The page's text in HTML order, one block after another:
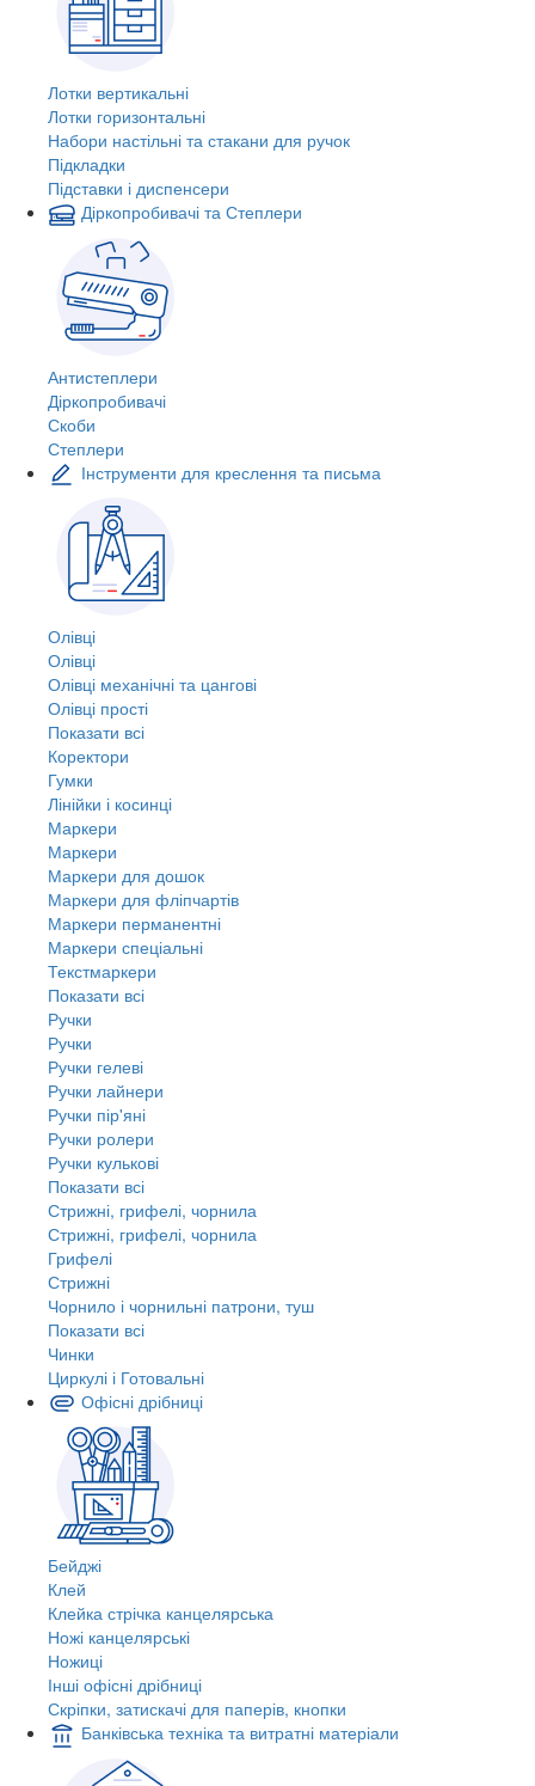
Лотки вертикальні
Лотки горизонтальні
Набори настільні та стакани для ручок
Підкладки
Підставки і диспенсери
Діркопробивачі та Степлери
Антистеплери
Діркопробивачі
Скоби
Степлери
Інструменти для креслення та письма
Олівці
Олівці
Олівці механічні та цангові
Олівці прості
Показати всі
Коректори
Гумки
Лінійки і косинці
Маркери
Маркери
Маркери для дошок
Маркери для фліпчартів
Маркери перманентні
Маркери спеціальні
Текстмаркери
Показати всі
Ручки
Ручки
Ручки гелеві
Ручки лайнери
Ручки пір'яні
Ручки ролери
Ручки кулькові
Показати всі
Стрижні, грифелі, чорнила
Стрижні, грифелі, чорнила
Грифелі
Стрижні
Чорнило і чорнильні патрони, туш
Показати всі
Чинки
Циркулі і Готовальні
Офісні дрібниці
Бейджі
Клей
Клейка стрічка канцелярська
Ножі канцелярські
Ножиці
Інші офісні дрібниці
Скріпки, затискачі для паперів, кнопки
Банківська техніка та витратні матеріали